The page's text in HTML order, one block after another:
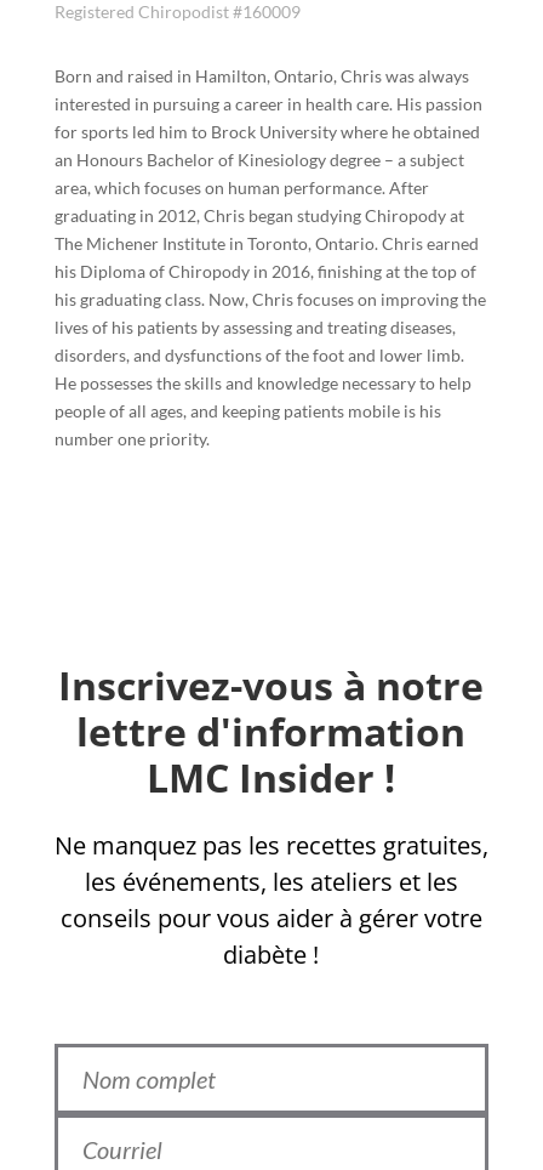
Registered Chiropodist #160009
Born and raised in Hamilton, Ontario, Chris was always
interested in pursuing a career in health care. His passion
for sports led him to Brock University where he obtained
an Honours Bachelor of Kinesiology degree – a subject
area, which focuses on human performance. After
graduating in 2012, Chris began studying Chiropody at
The Michener Institute in Toronto, Ontario. Chris earned
his Diploma of Chiropody in 2016, finishing at the top of
his graduating class. Now, Chris focuses on improving the
lives of his patients by assessing and treating diseases,
disorders, and dysfunctions of the foot and lower limb.
He possesses the skills and knowledge necessary to help
people of all ages, and keeping patients mobile is his
number one priority.
Inscrivez-vous à notre
lettre d'information
LMC Insider !
Ne manquez pas les recettes gratuites,
les événements, les ateliers et les
conseils pour vous aider à gérer votre
diabète !